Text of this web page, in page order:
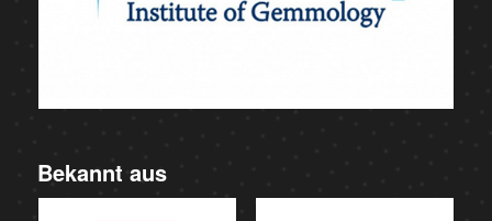
Bekannt aus